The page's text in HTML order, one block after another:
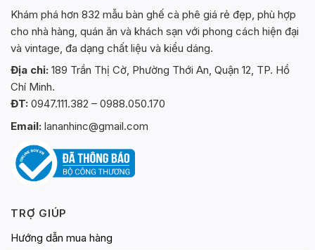
Khám phá hơn 832 mẫu bàn ghế cà phê giá rẻ đẹp, phù hợp
cho nhà hàng, quán ăn và khách sạn với phong cách hiện đại
và vintage, đa dạng chất liệu và kiểu dáng.
Địa chỉ: 189 Trần Thị Cờ, Phường Thới An, Quận 12, TP. Hồ
Chí Minh.
ĐT: 0947.111.382 – 0988.050.170
Email: lananhinc@gmail.com
TRỢ GIÚP
Hướng dẫn mua hàng